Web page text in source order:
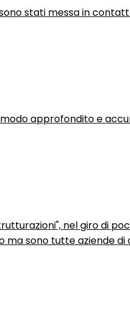
stati messa in
approfondito e
nel giro di
sono tutte aziende di